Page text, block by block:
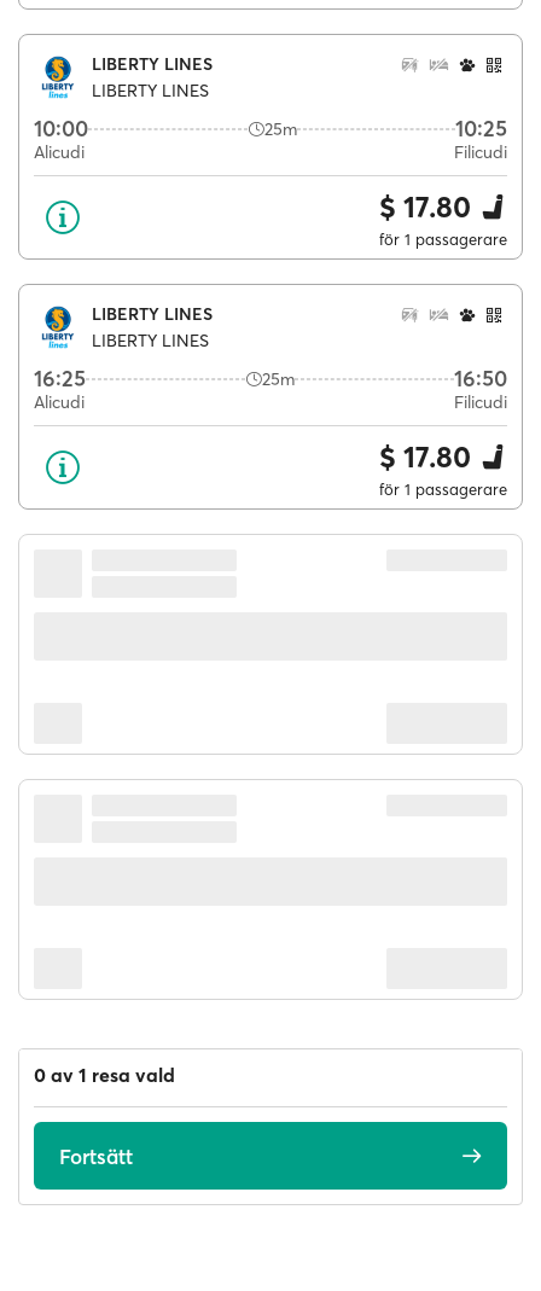
LIBERTY LINES
LIBERTY LINES
10:00 25m 10:25
Alicudi Filicudi
$ 17.80
för 1 passagerare
LIBERTY LINES
LIBERTY LINES
16:25 25m 16:50
Alicudi Filicudi
$ 17.80
för 1 passagerare
0 av 1 resa vald
Fortsätt